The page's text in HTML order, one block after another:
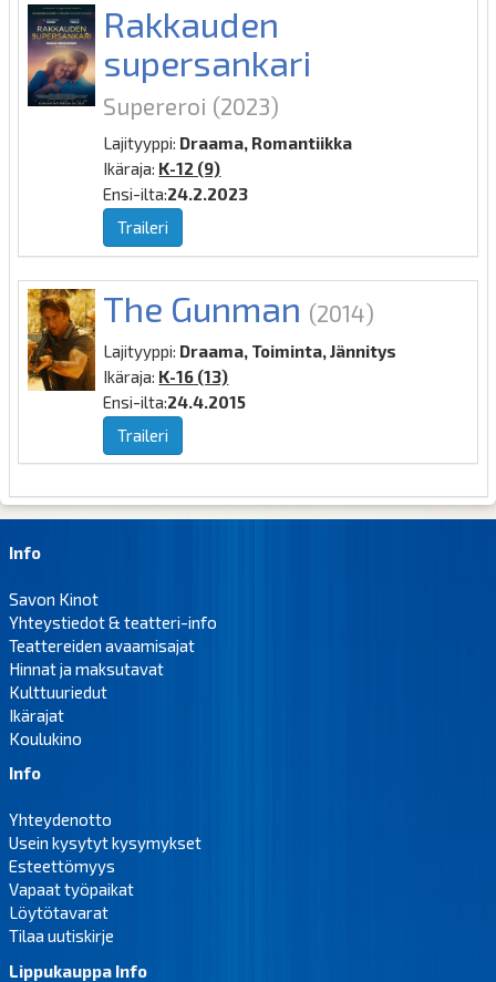
Rakkauden
supersankari
Supereroi (2023)
Lajityyppi: Draama, Romantiikka
Ikäraja: K-12 (9)
Ensi-ilta:24.2.2023
Traileri
The Gunman (2014)
Lajityyppi: Draama, Toiminta, Jännitys
Ikäraja: K-16 (13)
Ensi-ilta:24.4.2015
Traileri
Info
Savon Kinot
Yhteystiedot & teatteri-info
Teattereiden avaamisajat
Hinnat ja maksutavat
Kulttuuriedut
Ikärajat
Koulukino
Info
Yhteydenotto
Usein kysytyt kysymykset
Esteettömyys
Vapaat työpaikat
Löytötavarat
Tilaa uutiskirje
Lippukauppa Info